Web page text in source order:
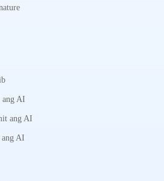
ang AI
ang AI
AI